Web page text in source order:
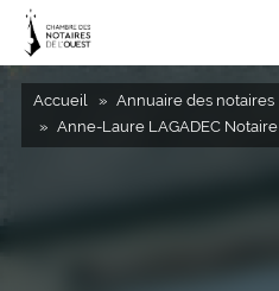
Accueil
Annuaire des notaires
Anne-Laure LAGADEC Notaire